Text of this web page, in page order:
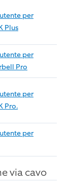
per
Plus
per
Pro
per
Pro.
per
via cavo